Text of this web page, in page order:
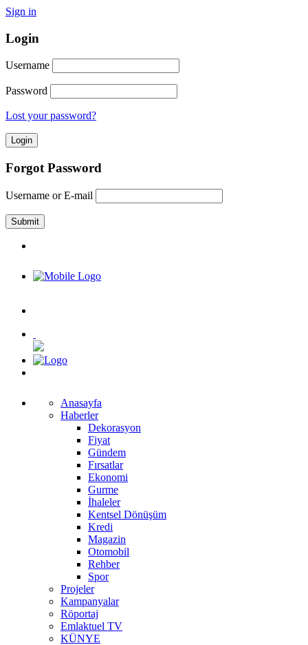
Sign in
Login
Username
Password
Lost your password?
Forgot Password
Username or E-mail
Anasayfa
Haberler
Dekorasyon
Fiyat
Gündem
Fırsatlar
Ekonomi
Gurme
İhaleler
Kentsel Dönüşüm
Kredi
Magazin
Otomobil
Rehber
Spor
Projeler
Kampanyalar
Röportaj
Emlaktuel TV
KÜNYE